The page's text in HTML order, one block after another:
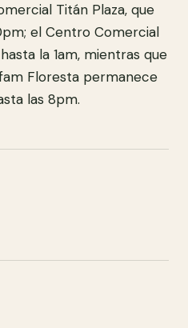
Titán Plaza, que
el Centro Comercial
la 1am, mientras que
Floresta permanece
las 8pm.